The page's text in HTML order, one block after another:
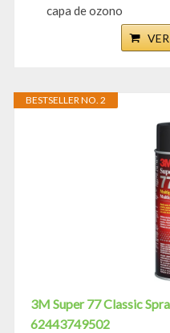
capa de ozono
BESTSELLER NO. 2
3M Super 77 Classic
62443749502